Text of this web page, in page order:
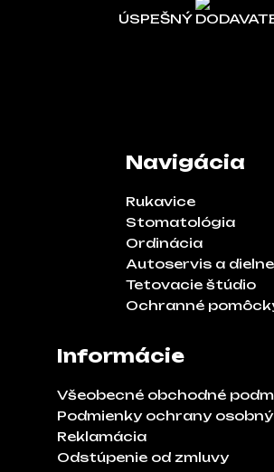
ÚSPEŠNÝ
Navigácia
Rukavice
Stomatológia
Ordinácia
Autoservis a dielne
Tetovacie štúdio
Ochranné
Informácie
Všeobecné obchodné
Podmienky ochrany
Reklamácia
Odstúpenie od zmluvy